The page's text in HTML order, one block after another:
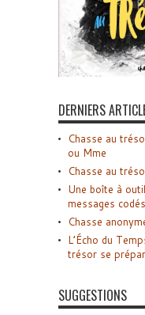
DERNIERS
Chasse au
ou Mme
Chasse au
Une boîte à
messages codés
Chasse
L’Écho du
trésor se
SUGGESTIONS